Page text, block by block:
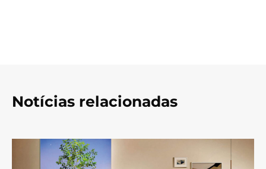
Notícias relacionadas